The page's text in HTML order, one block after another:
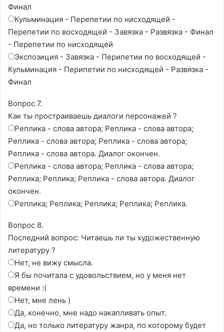
Финал
Кульминация - Перепетии по нисходящей -
Перепетии по восходящей - Завязка - Развязка - Финал
- Перепетии по нисходящей
Экспозиция - Завязка - Перипетии по восходящей -
Кульминация - Перипетии по нисходящей - Развязка -
Финал
Вопрос 7.
Как ты простраиваешь диалоги персонажей ?
Реплика - слова автора; Реплика - слова автора;
Реплика - слова автора; Реплика - слова автора;
Реплика - слова автора. Диалог окончен.
Реплика - слова автора; Реплика - слова автора;
Реплика; Реплика; Реплика - слова автора. Диалог
окончен.
Реплика; Реплика; Реплика; Реплика; Реплика.
Вопрос 8.
Последний вопрос: Читаешь ли ты художественную
литературу ?
Нет, не вижу смысла.
Я бы почитала с удовольствием, но у меня нет
времени :(
Нет, мне лень )
Да, конечно, мне надо накапливать опыт.
Да, но только литературу жанра, по которому будет